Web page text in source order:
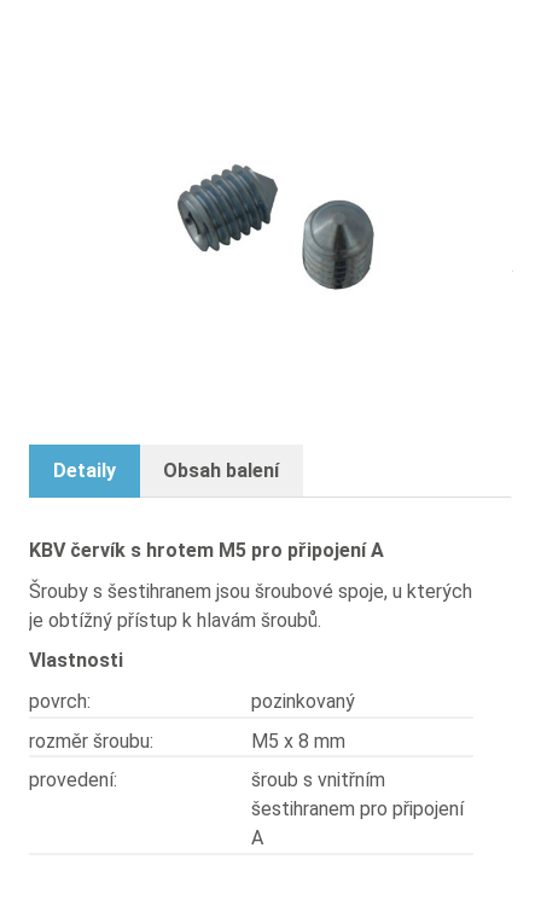
-
Dodací lhůta: 4 - 8 pracovních dní
Detaily Obsah balení
KBV červík s hrotem M5 pro připojení A
Šrouby s šestihranem jsou šroubové spoje, u kterých
je obtížný přístup k hlavám šroubů.
Vlastnosti
povrch:
pozinkovaný
rozměr šroubu:
M5 x 8 mm
provedení:
šroub s vnitřním
šestihranem pro připojení
A